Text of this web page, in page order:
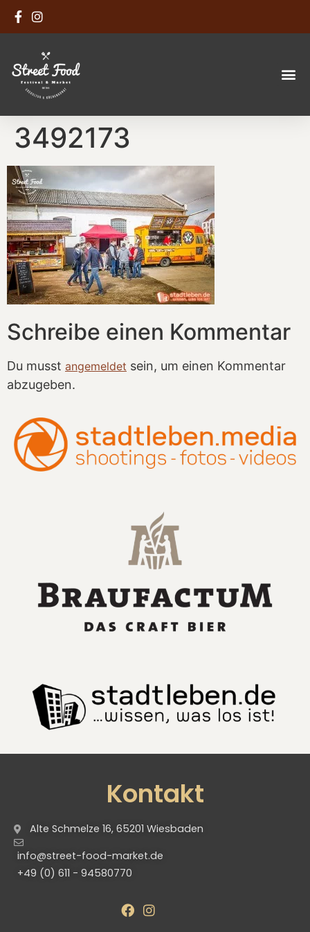
3492173
Schreibe einen Kommentar
Du musst angemeldet sein, um einen Kommentar
abzugeben.
Kontakt
Alte Schmelze 16, 65201 Wiesbaden
info@street-food-market.de
+49 (0) 611 - 94580770